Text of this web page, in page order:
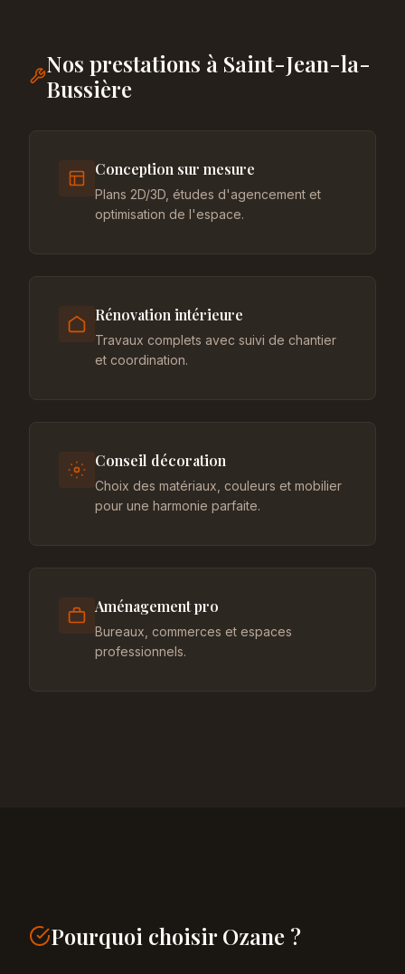
Nos prestations à Saint-Jean-la-
Bussière
Conception sur mesure
Plans 2D/3D, études d'agencement et
optimisation de l'espace.
Rénovation intérieure
Travaux complets avec suivi de chantier
et coordination.
Conseil décoration
Choix des matériaux, couleurs et mobilier
pour une harmonie parfaite.
Aménagement pro
Bureaux, commerces et espaces
professionnels.
Pourquoi choisir Ozane ?